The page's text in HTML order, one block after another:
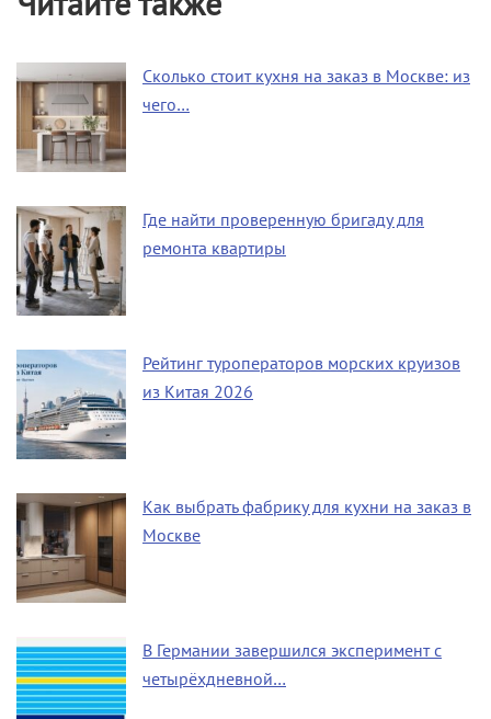
Сколько стоит кухня на заказ в Москве: из
чего…
Где найти проверенную бригаду для
ремонта квартиры
Рейтинг туроператоров морских круизов
из Китая 2026
Как выбрать фабрику для кухни на заказ в
Москве
В Германии завершился эксперимент с
четырёхдневной…